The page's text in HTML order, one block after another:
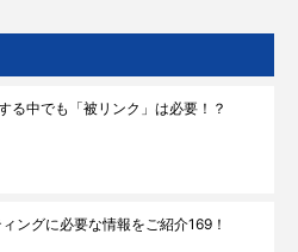
る中でも「被リンク」は必要！？
ングに必要な情報をご紹介169！